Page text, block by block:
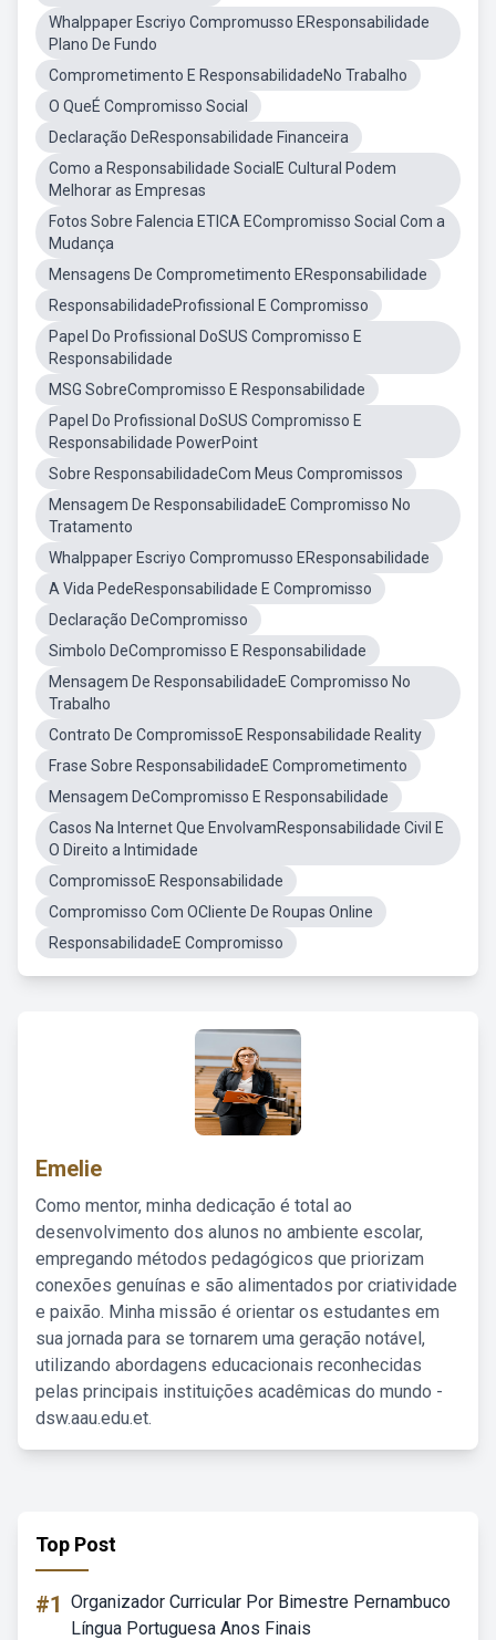
Whalppaper Escriyo Compromusso EResponsabilidade
Plano De Fundo
Comprometimento E ResponsabilidadeNo Trabalho
O QueÉ Compromisso Social
Declaração DeResponsabilidade Financeira
Como a Responsabilidade SocialE Cultural Podem
Melhorar as Empresas
Fotos Sobre Falencia ETICA ECompromisso Social Com a
Mudança
Mensagens De Comprometimento EResponsabilidade
ResponsabilidadeProfissional E Compromisso
Papel Do Profissional DoSUS Compromisso E
Responsabilidade
MSG SobreCompromisso E Responsabilidade
Papel Do Profissional DoSUS Compromisso E
Responsabilidade PowerPoint
Sobre ResponsabilidadeCom Meus Compromissos
Mensagem De ResponsabilidadeE Compromisso No
Tratamento
Whalppaper Escriyo Compromusso EResponsabilidade
A Vida PedeResponsabilidade E Compromisso
Declaração DeCompromisso
Simbolo DeCompromisso E Responsabilidade
Mensagem De ResponsabilidadeE Compromisso No
Trabalho
Contrato De CompromissoE Responsabilidade Reality
Frase Sobre ResponsabilidadeE Comprometimento
Mensagem DeCompromisso E Responsabilidade
Casos Na Internet Que EnvolvamResponsabilidade Civil E
O Direito a Intimidade
CompromissoE Responsabilidade
Compromisso Com OCliente De Roupas Online
ResponsabilidadeE Compromisso
Emelie
Como mentor, minha dedicação é total ao
desenvolvimento dos alunos no ambiente escolar,
empregando métodos pedagógicos que priorizam
conexões genuínas e são alimentados por criatividade
e paixão. Minha missão é orientar os estudantes em
sua jornada para se tornarem uma geração notável,
utilizando abordagens educacionais reconhecidas
pelas principais instituições acadêmicas do mundo -
dsw.aau.edu.et.
Top Post
#1 Organizador Curricular Por Bimestre Pernambuco
Língua Portuguesa Anos Finais